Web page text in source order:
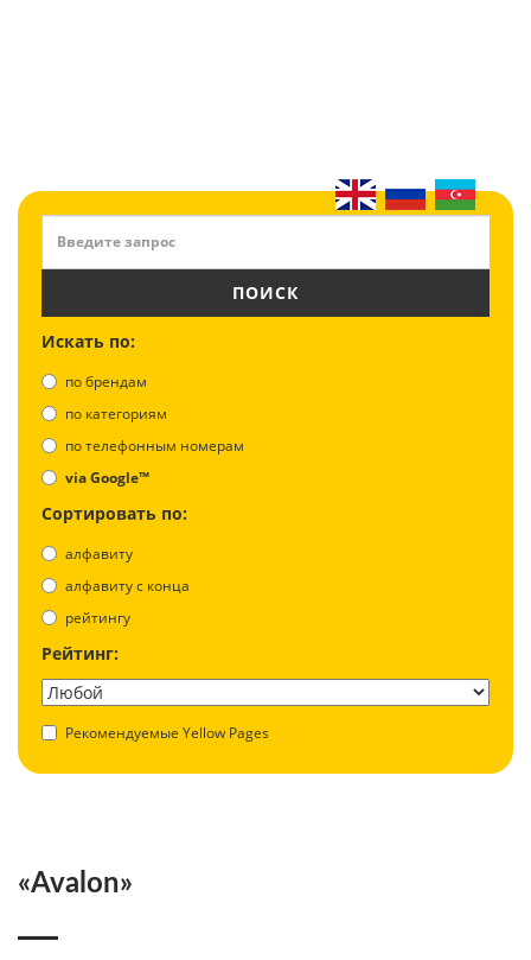
ПОИСК
Искать по:
по брендам
по категориям
по телефонным номерам
via Google™
Сортировать по:
алфавиту
aлфавиту с конца
рейтингу
Рейтинг:
Рекомендуемые Yellow Pages
«Avalon»